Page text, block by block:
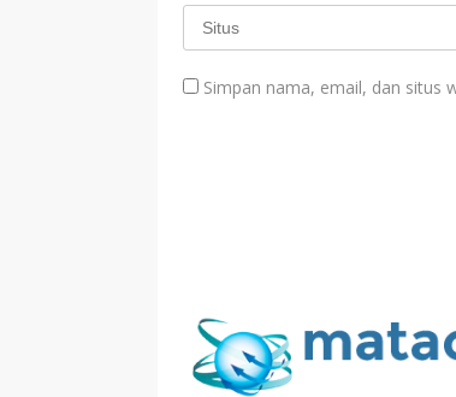
Simpan nama, email, dan situs